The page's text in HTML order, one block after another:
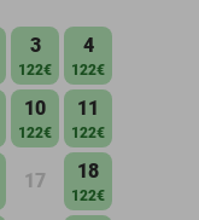
3
122€
4
122€
10
122€
11
122€
17 18
122€